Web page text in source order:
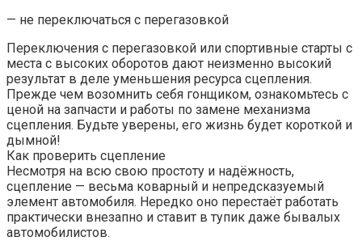
— не переключаться с перегазовкой
Переключения с перегазовкой или спортивные старты с
места с высоких оборотов дают неизменно высокий
результат в деле уменьшения ресурса сцепления.
Прежде чем возомнить себя гонщиком, ознакомьтесь с
ценой на запчасти и работы по замене механизма
сцепления. Будьте уверены, его жизнь будет короткой и
дымной!
Как проверить сцепление
Несмотря на всю свою простоту и надёжность,
сцепление — весьма коварный и непредсказуемый
элемент автомобиля. Нередко оно перестаёт работать
практически внезапно и ставит в тупик даже бывалых
автомобилистов.